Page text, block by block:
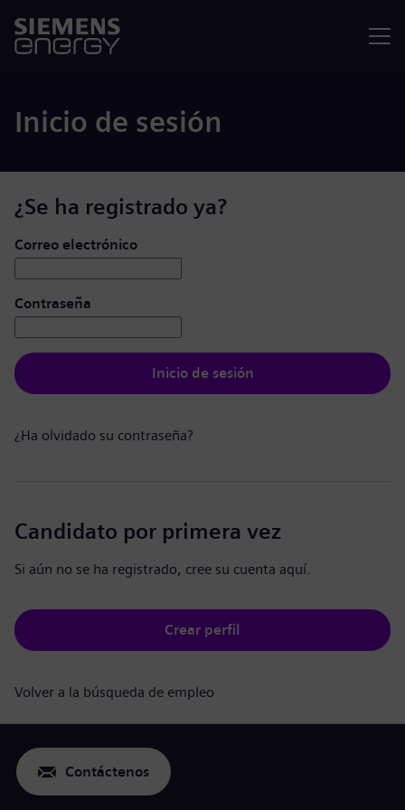
Inicio de sesión
¿Se ha registrado ya?
Iniciar de sesión: usuario y contraseña
Correo electrónico
Contraseña
Inicio de sesión
¿Ha olvidado su contraseña?
Candidato por primera vez
Si aún no se ha registrado, cree su cuenta aquí.
Crear perfil
Volver a la búsqueda de empleo
Contáctenos